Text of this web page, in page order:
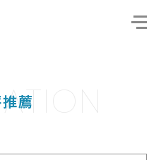
薦